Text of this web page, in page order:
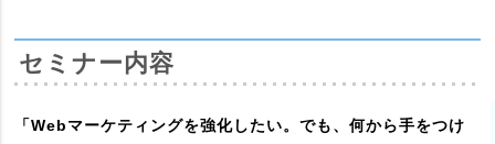
セミナー内容
「Webマーケティングを強化したい。でも、何から手をつけ